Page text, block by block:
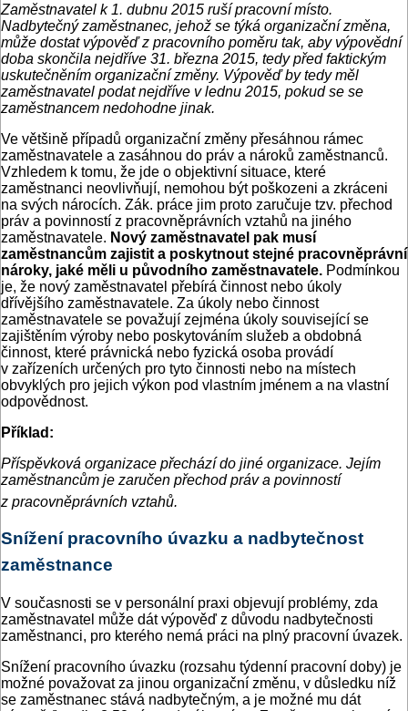
Zaměstnavatel k 1. dubnu 2015 ruší pracovní místo.
Nadbytečný zaměstnanec, jehož se týká organizační změna,
může dostat výpověď z pracovního poměru tak, aby výpovědní
doba skončila nejdříve 31. března 2015, tedy před faktickým
uskutečněním organizační změny. Výpověď by tedy měl
zaměstnavatel podat nejdříve v lednu 2015, pokud se se
zaměstnancem nedohodne jinak.
Ve většině případů organizační změny přesáhnou rámec
zaměstnavatele a zasáhnou do práv a nároků zaměstnanců.
Vzhledem k tomu, že jde o objektivní situace, které
zaměstnanci neovlivňují, nemohou být poškozeni a zkráceni
na svých nárocích. Zák. práce jim proto zaručuje tzv. přechod
práv a povinností z pracovněprávních vztahů na jiného
zaměstnavatele. Nový zaměstnavatel pak musí
zaměstnancům zajistit a poskytnout stejné pracovněprávní
nároky, jaké měli u původního zaměstnavatele. Podmínkou
je, že nový zaměstnavatel přebírá činnost nebo úkoly
dřívějšího zaměstnavatele. Za úkoly nebo činnost
zaměstnavatele se považují zejména úkoly související se
zajištěním výroby nebo poskytováním služeb a obdobná
činnost, které právnická nebo fyzická osoba provádí
v zařízeních určených pro tyto činnosti nebo na místech
obvyklých pro jejich výkon pod vlastním jménem a na vlastní
odpovědnost.
Příklad:
Příspěvková organizace přechází do jiné organizace. Jejím
zaměstnancům je zaručen přechod práv a povinností
z pracovněprávních vztahů.
Snížení pracovního úvazku a nadbytečnost
zaměstnance
V současnosti se v personální praxi objevují problémy, zda
zaměstnavatel může dát výpověď z důvodu nadbytečnosti
zaměstnanci, pro kterého nemá práci na plný pracovní úvazek.
Snížení pracovního úvazku (rozsahu týdenní pracovní doby) je
možné považovat za jinou organizační změnu, v důsledku níž
se zaměstnanec stává nadbytečným, a je možné mu dát